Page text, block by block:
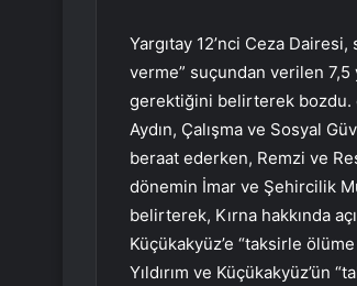
Yargıtay 12’nci Ceza
verme” suçundan verilen 7,5
gerektiğini belirterek bozdu.
Aydın, Çalışma ve Sosyal
beraat ederken, Remzi ve
dönemin İmar ve Şehircilik
belirterek, Kırna hakkında
Küçükakyüz’e “taksirle
Yıldırım ve Küçükakyüz’ün